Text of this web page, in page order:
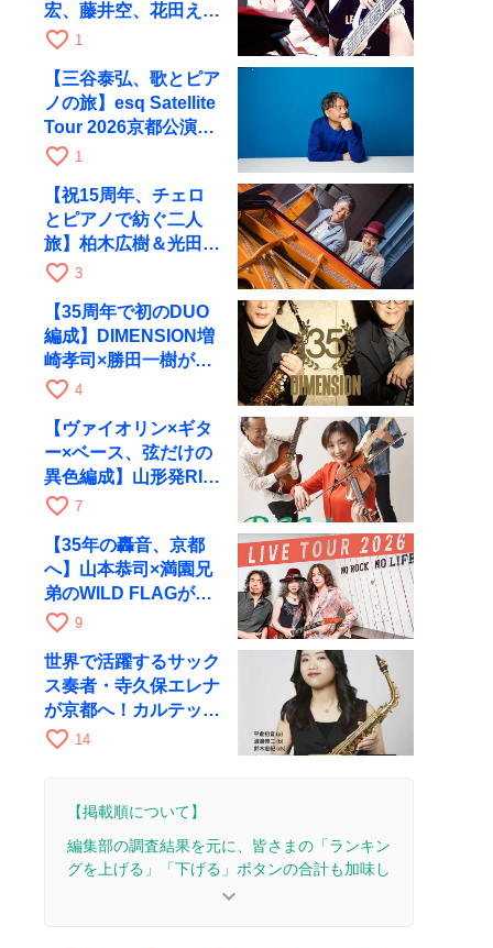
宏、藤井空、花田えみ
と京都RAGで共演
favorite_border 1
【三谷泰弘、歌とピア
ノの旅】esq Satellite
Tour 2026京都公演を
10月に開催
favorite_border 1
【祝15周年、チェロ
とピアノで紡ぐ二人
旅】柏木広樹＆光田健
一が11月12日に京都
favorite_border 3
【35周年で初のDUO
編成】DIMENSION増
崎孝司×勝田一樹が10
月11日に京都RAGへ
favorite_border 4
【ヴァイオリン×ギタ
ー×ベース、弦だけの
異色編成】山形発RIM
が初全国ツアーで8月
favorite_border 7
【35年の轟音、京都
へ】山本恭司×満園兄
弟のWILD FLAGが8
月6日にRAGでライブ
favorite_border 9
世界で活躍するサック
ス奏者・寺久保エレナ
が京都へ！カルテッ
ト・ツアー京都公演を
favorite_border 14
【掲載順について】
編集部の調査結果を元に、皆さまの「ランキン
グを上げる」「下げる」ボタンの合計も加味し
keyboard_arrow_down